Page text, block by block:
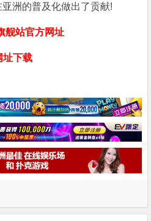
洲的普及化做出了贡献!
舰站官方网址
址下载